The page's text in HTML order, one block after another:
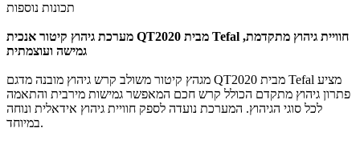
תכונות נוספות
מערכת גיהוץ קיטור אנכית QT2020 מבית Tefal חוויית גיהוץ מתקדמת,
גמישה ועוצמתית
מגהץ קיטור משולב קרש גיהוץ מובנה מדגם QT2020 מבית Tefal מציע
פתרון גיהוץ מתקדם הכולל קרש חכם המאפשר גמישות מירבית והתאמה
לכל סוגי הגיהוץ. המערכת נועדה לספק חוויית גיהוץ אידאלית ונוחה
במיוחד.